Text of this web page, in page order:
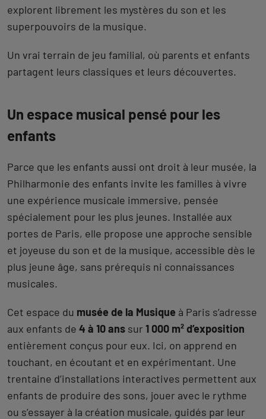
explorent librement les mystères du son et les
superpouvoirs de la musique.
Un vrai terrain de jeu familial, où parents et enfants
partagent leurs classiques et leurs découvertes.
Un espace musical pensé pour les
enfants
Parce que les enfants aussi ont droit à leur musée, la
Philharmonie des enfants invite les familles à vivre
une expérience musicale immersive, pensée
spécialement pour les plus jeunes. Installée aux
portes de Paris, elle propose une approche sensible
et joyeuse du son et de la musique, accessible dès le
plus jeune âge, sans prérequis ni connaissances
musicales.
Cet espace du musée de la Musique à Paris s’adresse
aux enfants de 4 à 10 ans sur 1 000 m² d’exposition
entièrement conçus pour eux. Ici, on apprend en
touchant, en écoutant et en expérimentant. Une
trentaine d’installations interactives permettent aux
enfants de produire des sons, jouer avec le rythme
ou s’essayer à la création musicale, guidés par leur